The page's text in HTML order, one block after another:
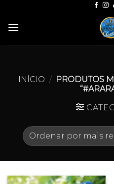
content
INÍCIO / PRODUTOS